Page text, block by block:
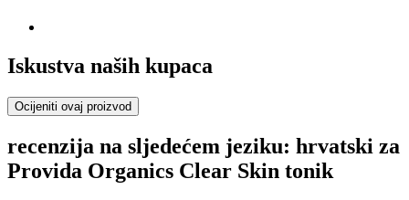
Iskustva naših kupaca
Ocijeniti ovaj proizvod
recenzija na sljedećem jeziku: hrvatski za
Provida Organics Clear Skin tonik